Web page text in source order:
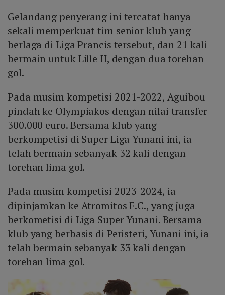
Gelandang penyerang ini tercatat hanya
sekali memperkuat tim senior klub yang
berlaga di Liga Prancis tersebut, dan 21 kali
bermain untuk Lille II, dengan dua torehan
gol.
Pada musim kompetisi 2021-2022, Aguibou
pindah ke Olympiakos dengan nilai transfer
300.000 euro. Bersama klub yang
berkompetisi di Super Liga Yunani ini, ia
telah bermain sebanyak 32 kali dengan
torehan lima gol.
Pada musim kompetisi 2023-2024, ia
dipinjamkan ke Atromitos F.C., yang juga
berkometisi di Liga Super Yunani. Bersama
klub yang berbasis di Peristeri, Yunani ini, ia
telah bermain sebanyak 33 kali dengan
torehan lima gol.